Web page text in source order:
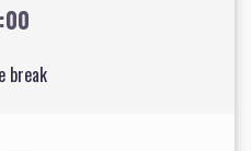
break